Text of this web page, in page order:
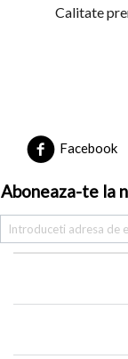
Calitate
Facebook
Aboneaza-te la